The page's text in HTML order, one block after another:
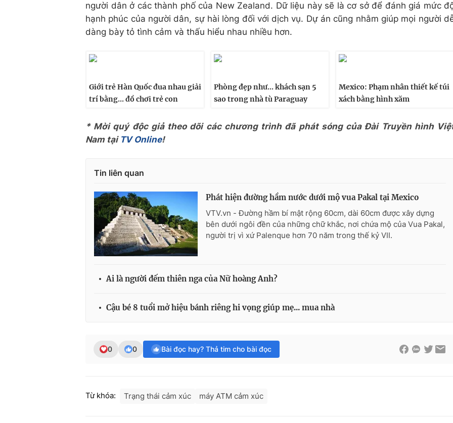
người dân ở các thành phố của New Zealand. Dữ liệu này sẽ là cơ sở để đánh giá mức
hạnh phúc của người dân, sự hài lòng đối với dịch vụ. Dự án cũng nhằm giúp mọi người
dàng bày tỏ tình cảm và thấu hiểu nhau nhiều hơn.
Giới trẻ Hàn Quốc đua nhau giải
trí bằng... đồ chơi trẻ con
Phòng đẹp như... khách sạn 5
sao trong nhà tù Paraguay
Mexico: Phạm nhân thiết kế túi
xách bằng hình xăm
* Mời quý độc giả theo dõi các chương trình đã phát sóng của Đài Truyền hình
Nam tại TV Online!
Tin liên quan
Phát hiện đường hầm nước dưới mộ vua Pakal tại Mexico
VTV.vn - Đường hầm bí mật rộng 60cm, dài 60cm được xây dựng
bên dưới ngôi đền của những chữ khắc, nơi chứa mộ của Vua Pakal,
người trị vì xứ Palenque hơn 70 năm trong thế kỷ VII.
Ai là người đếm thiên nga của Nữ hoàng Anh?
Cậu bé 8 tuổi mở hiệu bánh riêng hi vọng giúp mẹ... mua nhà
0 0 Bài đọc hay? Thả tim cho bài đọc
Từ khóa: Trạng thái cảm xúc máy ATM cảm xúc